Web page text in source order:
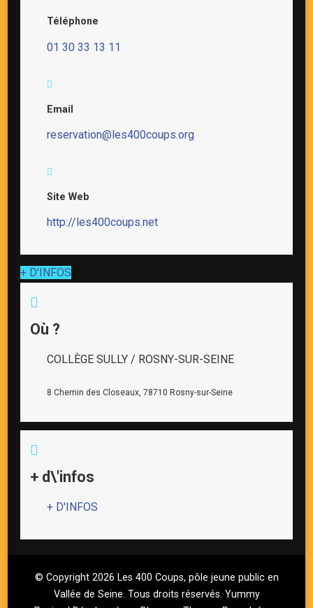
Téléphone
01 30 33 13 11
Email
reservation@les400coups.org
Site Web
http://les400coups.net
+ D'INFOS
Où ?
COLLÈGE SULLY / ROSNY-SUR-SEINE
8 Chemin des Closeaux, 78710 Rosny-sur-Seine
+ d\'infos
+ D'INFOS
© Copyright 2026 Les 400 Coups, pôle jeune public en
Vallée de Seine . Tous droits réservés. Yummy